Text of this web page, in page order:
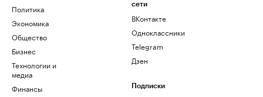
Политика
Экономика
Общество
Бизнес
Технологии и
медиа
Финансы
сети
ВКонтакте
Одноклассники
Telegram
Дзен
Подписки